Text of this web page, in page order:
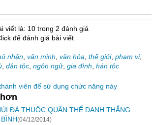
viết là: 10 trong 2 đánh giá
để đánh giá bài viết
nhận văn minh văn hóa thế giới, phạm vi,
dân tộc ngôn ngữ, gia đình hán tộc
viên để sử dụng chức năng này
ĐÁ THUỘC QUẦN THỂ DANH THẮNG
(04/12/2014)